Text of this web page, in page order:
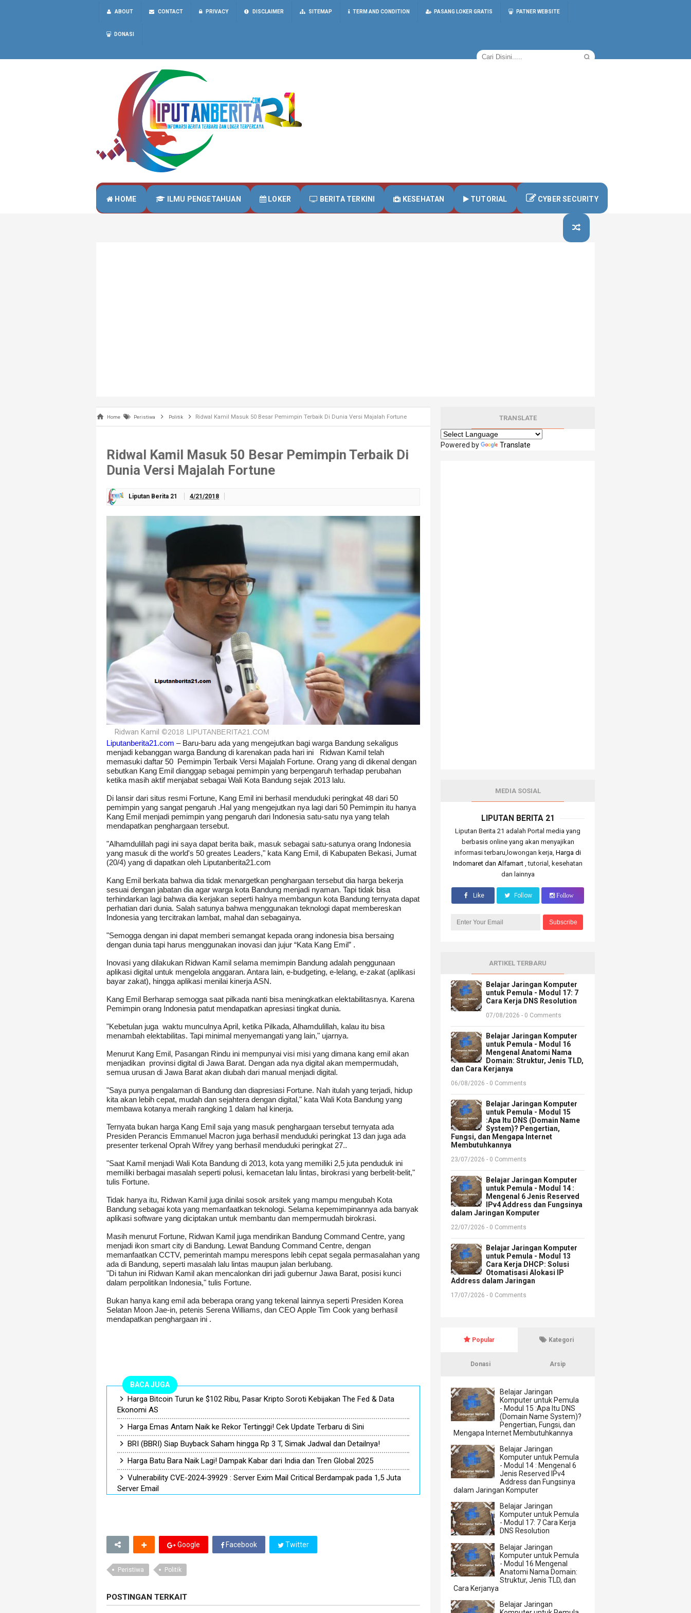
ABOUT CONTACT PRIVACY DISCLAIMER SITEMAP TERM AND CONDITION PASANG LOKER GRATIS PATNER WEBSITE
DONASI
HOME ILMU PENGETAHUAN LOKER BERITA TERKINI KESEHATAN TUTORIAL CYBER SECURITY
Home Peristiwa Politik Ridwal Kamil Masuk 50 Besar Pemimpin Terbaik Di Dunia Versi Majalah Fortune
Ridwal Kamil Masuk 50 Besar Pemimpin Terbaik Di
Dunia Versi Majalah Fortune
Liputan Berita 21 4/21/2018
Ridwan Kamil ©2018 LIPUTANBERITA21.COM
Liputanberita21.com – Baru-baru ada yang mengejutkan bagi warga Bandung sekaligus
menjadi kebanggan warga Bandung di karenakan pada hari ini
Ridwan Kamil telah
memasuki daftar 50 Pemimpin Terbaik Versi Majalah Fortune. Orang yang di dikenal dengan
sebutkan Kang Emil dianggap sebagai pemimpin yang berpengaruh terhadap perubahan
ketika masih aktif menjabat sebagai Wali Kota Bandung sejak 2013 lalu.
Di lansir dari situs resmi Fortune, Kang Emil ini berhasil menduduki peringkat 48 dari 50
pemimpin yang sangat pengaruh .Hal yang mengejutkan nya lagi dari 50 Pemimpin itu hanya
Kang Emil menjadi pemimpin yang pengaruh dari Indonesia satu-satu nya yang telah
mendapatkan penghargaan tersebut.
"Alhamdulillah pagi ini saya dapat berita baik, masuk sebagai satu-satunya orang Indonesia
yang masuk di the world's 50 greates Leaders," kata Kang Emil, di Kabupaten Bekasi, Jumat
(20/4) yang di dapatkan oleh Liputanberita21.com
Kang Emil berkata bahwa dia tidak menargetkan penghargaan tersebut dia harga bekerja
sesuai dengan jabatan dia agar warga kota Bandung menjadi nyaman. Tapi tidak bisa
terhindarkan lagi bahwa dia kerjakan seperti halnya membangun kota Bandung ternyata dapat
perhatian dari dunia. Salah satunya bahwa menggunakan teknologi dapat membereskan
Indonesia yang tercitrakan lambat, mahal dan sebagainya.
"Semogga dengan ini dapat memberi semangat kepada orang indonesia bisa bersaing
dengan dunia tapi harus menggunakan inovasi dan jujur “Kata Kang Emil” .
Inovasi yang dilakukan Ridwan Kamil selama memimpin Bandung adalah penggunaan
aplikasi digital untuk mengelola anggaran. Antara lain, e-budgeting, e-lelang, e-zakat (aplikasi
bayar zakat), hingga aplikasi menilai kinerja ASN.
Kang Emil Berharap semogga saat pilkada nanti bisa meningkatkan elektabilitasnya. Karena
Pemimpin orang Indonesia patut mendapatkan apresiasi tingkat dunia.
"Kebetulan juga waktu munculnya April, ketika Pilkada, Alhamdulillah, kalau itu bisa
menambah elektabilitas. Tapi minimal menyemangati yang lain," ujarnya.
Menurut Kang Emil, Pasangan Rindu ini mempunyai visi misi yang dimana kang emil akan
menjadikan provinsi digital di Jawa Barat. Dengan ada nya digital akan mempermudah,
semua urusan di Jawa Barat akan diubah dari manual menjadi digital.
"Saya punya pengalaman di Bandung dan diapresiasi Fortune. Nah itulah yang terjadi, hidup
kita akan lebih cepat, mudah dan sejahtera dengan digital," kata Wali Kota Bandung yang
membawa kotanya meraih rangking 1 dalam hal kinerja.
Ternyata bukan harga Kang Emil saja yang masuk penghargaan tersebut ternyata ada
Presiden Perancis Emmanuel Macron juga berhasil menduduki peringkat 13 dan juga ada
presenter terkenal Oprah Wifrey yang berhasil menduduki peringkat 27..
"Saat Kamil menjadi Wali Kota Bandung di 2013, kota yang memiliki 2,5 juta penduduk ini
memiliki berbagai masalah seperti polusi, kemacetan lalu lintas, birokrasi yang berbelit-belit,"
tulis Fortune.
Tidak hanya itu, Ridwan Kamil juga dinilai sosok arsitek yang mampu mengubah Kota
Bandung sebagai kota yang memanfaatkan teknologi. Selama kepemimpinannya ada banyak
aplikasi software yang diciptakan untuk membantu dan mempermudah birokrasi.
Masih menurut Fortune, Ridwan Kamil juga mendirikan Bandung Command Centre, yang
menjadi ikon smart city di Bandung. Lewat Bandung Command Centre, dengan
memanfaatkan CCTV, pemerintah mampu merespons lebih cepat segala permasalahan yang
ada di Bandung, seperti masalah lalu lintas maupun jalan berlubang.
"Di tahun ini Ridwan Kamil akan mencalonkan diri jadi gubernur Jawa Barat, posisi kunci
dalam perpolitikan Indonesia," tulis Fortune.
Bukan hanya kang emil ada beberapa orang yang tekenal lainnya seperti Presiden Korea
Selatan Moon Jae-in, petenis Serena Williams, dan CEO Apple Tim Cook yang berhasil
mendapatkan penghargaan ini .
BACA JUGA
Harga Bitcoin Turun ke $102 Ribu, Pasar Kripto Soroti Kebijakan The Fed & Data
Ekonomi AS
Harga Emas Antam Naik ke Rekor Tertinggi! Cek Update Terbaru di Sini
BRI (BBRI) Siap Buyback Saham hingga Rp 3 T, Simak Jadwal dan Detailnya!
Harga Batu Bara Naik Lagi! Dampak Kabar dari India dan Tren Global 2025
Vulnerability CVE-2024-39929 : Server Exim Mail Critical Berdampak pada 1,5 Juta
Server Email
Google Facebook Twitter
Peristiwa Politik
POSTINGAN TERKAIT
TRANSLATE
Powered by Translate
MEDIA SOSIAL
LIPUTAN BERITA 21
Liputan Berita 21 adalah Portal media yang
berbasis online yang akan menyajikan
informasi terbaru,lowongan kerja,Harga di
Indomaret dan Alfamart , tutorial, kesehatan
dan lainnya
Like Follow Follow
ARTIKEL TERBARU
Belajar Jaringan Komputer
untuk Pemula - Modul 17: 7
Cara Kerja DNS Resolution
07/08/2026 - 0 Comments
Belajar Jaringan Komputer
untuk Pemula - Modul 16
Mengenal Anatomi Nama
Domain: Struktur, Jenis TLD,
dan Cara Kerjanya
06/08/2026 - 0 Comments
Belajar Jaringan Komputer
untuk Pemula - Modul 15
:Apa Itu DNS (Domain Name
System)? Pengertian,
Fungsi, dan Mengapa Internet
Membutuhkannya
23/07/2026 - 0 Comments
Belajar Jaringan Komputer
untuk Pemula - Modul 14 :
Mengenal 6 Jenis Reserved
IPv4 Address dan Fungsinya
dalam Jaringan Komputer
22/07/2026 - 0 Comments
Belajar Jaringan Komputer
untuk Pemula - Modul 13
Cara Kerja DHCP: Solusi
Otomatisasi Alokasi IP
Address dalam Jaringan
17/07/2026 - 0 Comments
Popular Kategori
Donasi Arsip
Belajar Jaringan
Komputer untuk Pemula
- Modul 15 :Apa Itu DNS
(Domain Name System)?
Pengertian, Fungsi, dan
Mengapa Internet Membutuhkannya
Belajar Jaringan
Komputer untuk Pemula
- Modul 14 : Mengenal 6
Jenis Reserved IPv4
Address dan Fungsinya
dalam Jaringan Komputer
Belajar Jaringan
Komputer untuk Pemula
- Modul 17: 7 Cara Kerja
DNS Resolution
Belajar Jaringan
Komputer untuk Pemula
- Modul 16 Mengenal
Anatomi Nama Domain:
Struktur, Jenis TLD, dan
Cara Kerjanya
Belajar Jaringan